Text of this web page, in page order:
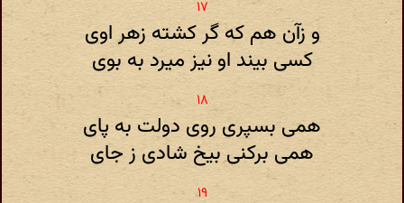
و زآن هم که گر کشته زهر اوی
کسی بیند او نیز میرد به بوی
همی بسپری روی دولت به پای
همی برکنی بیخ شادی ز جای